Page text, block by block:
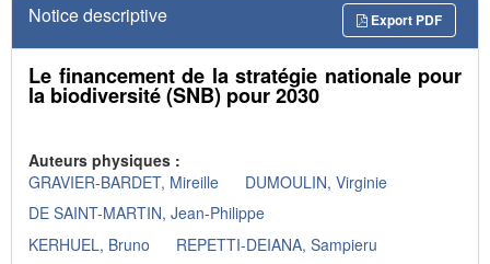
Notice descriptive Export PDF
Le financement de la stratégie nationale pour
la biodiversité (SNB) pour 2030
Auteurs physiques :
GRAVIER-BARDET, Mireille
DUMOULIN, Virginie
DE SAINT-MARTIN, Jean-Philippe
KERHUEL, Bruno
REPETTI-DEIANA, Sampieru